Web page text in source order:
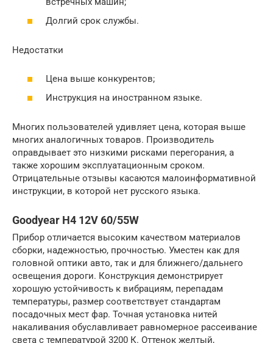
Долгий срок службы.
Недостатки
Цена выше конкурентов;
Инструкция на иностранном языке.
Многих пользователей удивляет цена, которая выше
многих аналогичных товаров. Производитель
оправдывает это низкими рисками перегорания, а
также хорошим эксплуатационным сроком.
Отрицательные отзывы касаются малоинформативной
инструкции, в которой нет русского языка.
Goodyear Н4 12V 60/55W
Прибор отличается высоким качеством материалов
сборки, надежностью, прочностью. Уместен как для
головной оптики авто, так и для ближнего/дальнего
освещения дороги. Конструкция демонстрирует
хорошую устойчивость к вибрациям, перепадам
температуры, размер соответствует стандартам
посадочных мест фар. Точная установка нитей
накаливания обуславливает равномерное рассеивание
света с температурой 3200 К. Оттенок желтый,